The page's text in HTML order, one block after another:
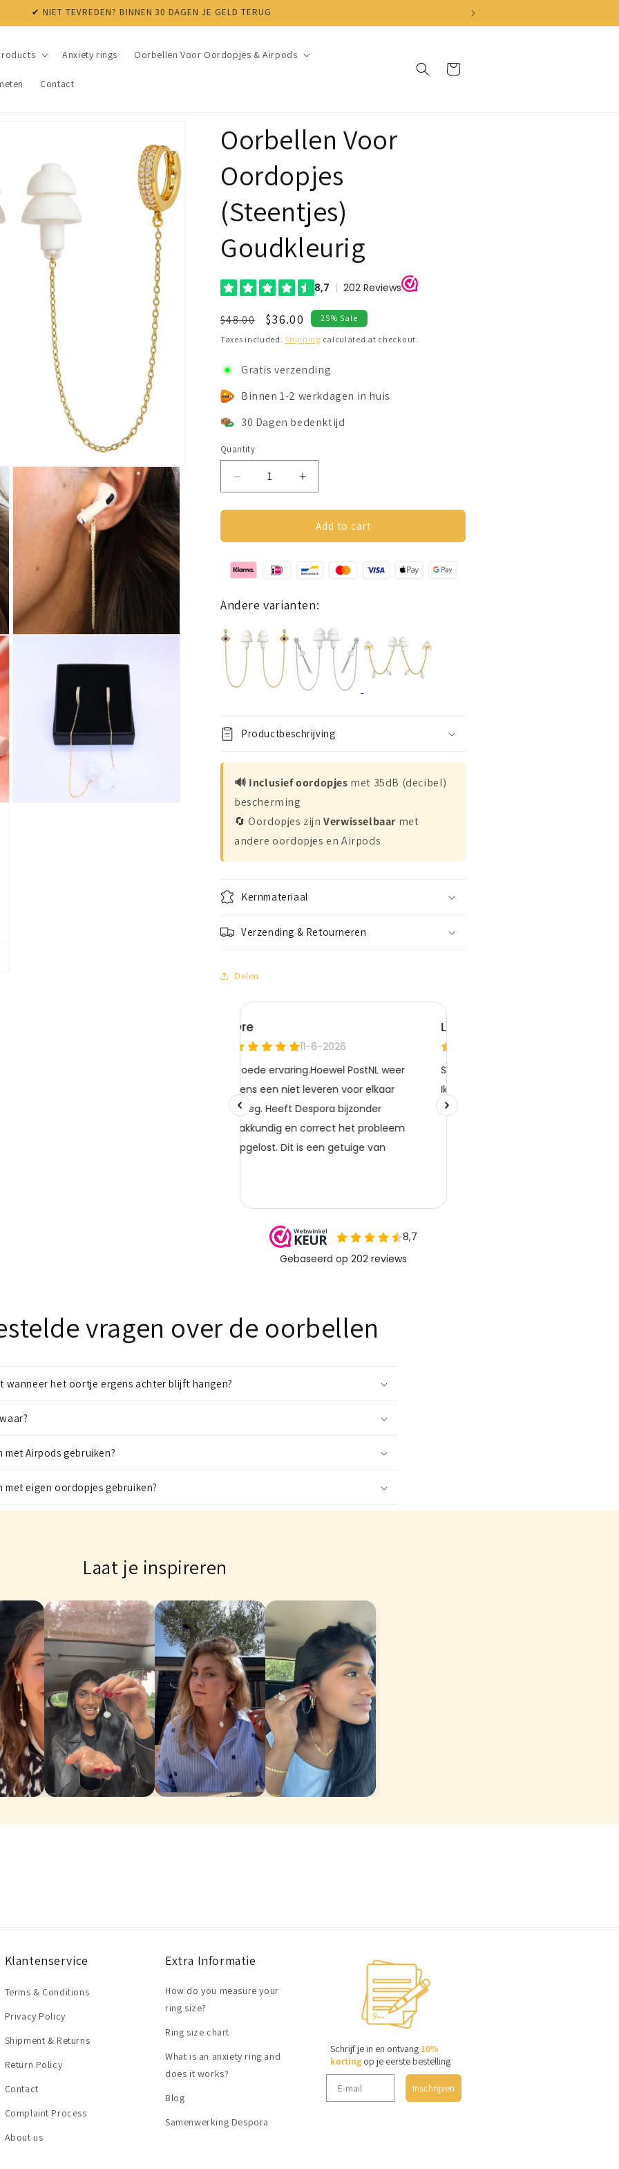
✔ NIET TEVREDEN? BINNEN 30 DAGEN JE GELD TERUG
Anxiety rings Oorbellen Voor Oordopjes & Airpods
Contact
Cart
Oorbellen Voor
Oordopjes
(Steentjes)
Goudkleurig
Regular
price
$48.00
Sale
price
$36.00 25% Sale
Taxes included. Shipping calculated at checkout.
Gratis verzending
Binnen 1-2 werkdagen in huis
30 Dagen bedenktijd
Quantity
Decrease
quantity
for
Voor
(Steentjes)
Increase
quantity
for
Oorbellen
Voor
(Steentjes)
Add to cart
Andere varianten:
Productbeschrijving
🔊 Inclusief oordopjes met 35dB (decibel)
bescherming
🔄 Oordopjes zijnVerwisselbaar met
andere oordopjes en Airpods
Kernmateriaal
Verzending & Retourneren
Delen
vragen over de oorbellen
wanneer het oortje ergens achter blijft hangen?
met Airpods gebruiken?
met eigen oordopjes gebruiken?
Laat je inspireren
Klantenservice
Terms & Conditions
Privacy Policy
Shipment & Returns
Return Policy
Contact
Complaint Process
About us
Extra Informatie
How do you measure your
ring size?
Ring size chart
What is an anxiety ring and
does it works?
Blog
Samenwerking Despora
Schrijf je in en ontvang10%
korting op je eerste bestelling
Inschrijven